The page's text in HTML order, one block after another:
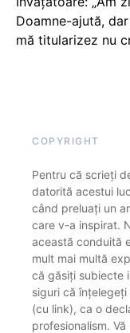
Doamne-ajută,
mă titularizez nu
COPYRIGHT
Pentru că scrieți
datorită acestui
când preluați un
care v-a inspirat.
această conduită
mult mai multă
că găsiți subiecte
siguri că
(cu link), ca o
profesionalism. Vă